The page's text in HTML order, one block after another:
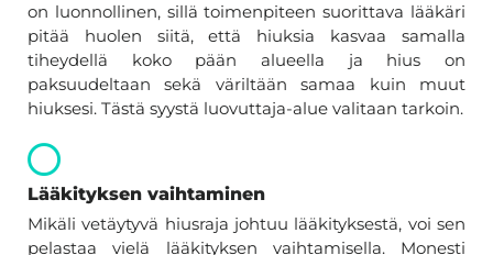
on luonnollinen, sillä toimenpiteen suorittava lääkäri
pitää huolen siitä, että hiuksia kasvaa samalla
tiheydellä koko pään alueella ja hius on
paksuudeltaan sekä väriltään samaa kuin muut
hiuksesi. Tästä syystä luovuttaja-alue valitaan tarkoin.
Lääkityksen vaihtaminen
Mikäli vetäytyvä hiusraja johtuu lääkityksestä, voi sen
pelastaa vielä lääkityksen vaihtamisella. Monesti